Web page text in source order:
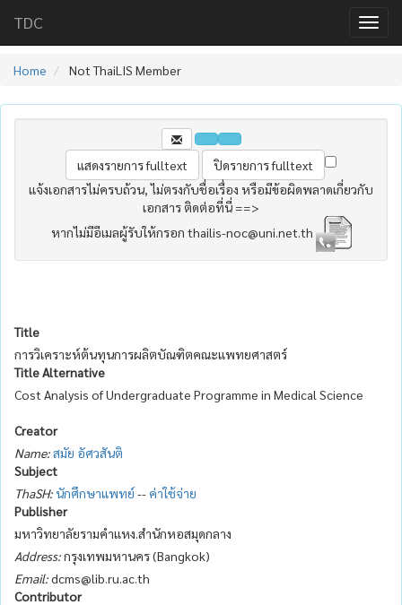
TDC
Home Not ThaiLIS Member
แจ้งเอกสารไม่ครบถ้วน, ไม่ตรงกับชื่อเรื่อง หรือมีข้อผิดพลาดเกี่ยวกับ
เอกสาร ติดต่อที่นี่ ==>
หากไม่มีอีเมลผู้รับให้กรอก thailis-noc@uni.net.th
Title
การวิเคราะห์ต้นทุนการผลิตบัณฑิตคณะแพทยศาสตร์
Title Alternative
Cost Analysis of Undergraduate Programme in Medical Science
Creator
Name:สมัย อัศวสันติ
Subject
ThaSH:นักศึกษาแพทย์-- ค่าใช้จ่าย
Publisher
มหาวิทยาลัยรามคำแหง.สำนักหอสมุดกลาง
Address:กรุงเทพมหานคร (Bangkok)
Email:dcms@lib.ru.ac.th
Contributor